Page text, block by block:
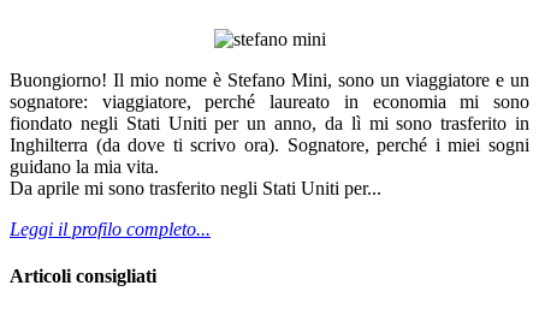
Buongiorno! Il mio nome è Stefano Mini, sono un viaggiatore e un
sognatore: viaggiatore, perché laureato in economia mi sono
fiondato negli Stati Uniti per un anno, da lì mi sono trasferito in
Inghilterra (da dove ti scrivo ora). Sognatore, perché i miei sogni
guidano la mia vita.
Da aprile mi sono trasferito negli Stati Uniti per...
Leggi il profilo completo...
Articoli consigliati